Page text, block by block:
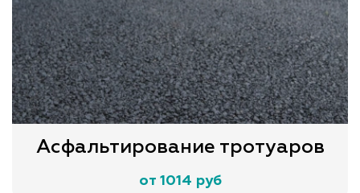
Асфальтирование тротуаров
от 1014 руб